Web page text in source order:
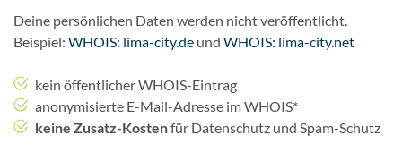
Deine persönlichen Daten werden nicht veröffentlicht.
Beispiel: WHOIS: lima-city.de und WHOIS: lima-city.net
kein öffentlicher WHOIS-Eintrag
anonymisierte E-Mail-Adresse im WHOIS*
keine Zusatz-Kostenfür Datenschutz und Spam-Schutz